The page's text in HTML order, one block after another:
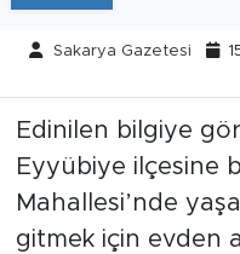
Sakarya Gazetesi
Edinilen bilgiye
Eyyübiye ilçesine
Mahallesi’nde
gitmek için evden
Teknoloji
Politika